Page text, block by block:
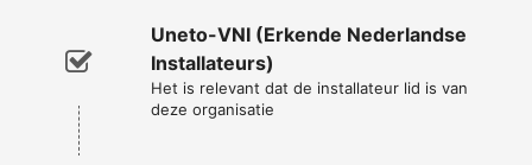
Uneto-VNI (Erkende Nederlandse
Installateurs)
Het is relevant dat de installateur lid is van
deze organisatie